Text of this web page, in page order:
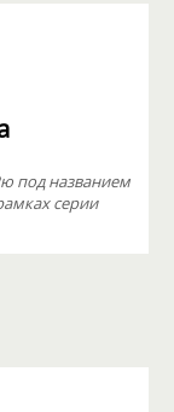
под названием
серии